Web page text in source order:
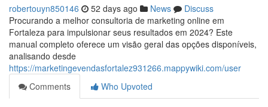
robertouyn850146 52 days ago News
Discuss
Procurando a melhor consultoria de marketing online em
Fortaleza para impulsionar seus resultados em 2024? Este
manual completo oferece um visão geral das opções disponíveis,
analisando desde
https://marketingevendasfortalez931266.mappywiki.com/user
Comments
Who Upvoted